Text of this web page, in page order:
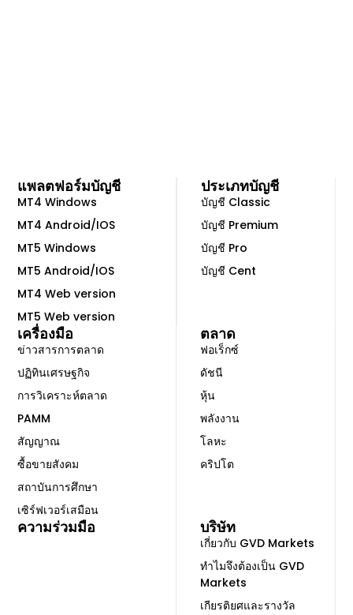
ประเภทบัญชี
บัญชี Classic
บัญชี Premium
บัญชี Pro
บัญชี Cent
แพลตฟอร์มบัญชี
MT4 Windows
MT4 Android/IOS
MT5 Windows
MT5 Android/IOS
MT4 Web version
MT5 Web version
ตลาด
ฟอเร็กซ์
ดัชนี
หุ้น
พลังงาน
โลหะ
คริปโต
เครื่องมือ
ข่าวสารการตลาด
ปฏิทินเศรษฐกิจ
การวิเคราะห์ตลาด
PAMM
สัญญาณ
ซื้อขายสังคม
สถาบันการศึกษา
เซิร์ฟเวอร์เสมือน
บริษัท
เกี่ยวกับ GVD Markets
ทำไมจึงต้องเป็น GVD
Markets
เกียรติยศและรางวัล
ความร่วมมือ